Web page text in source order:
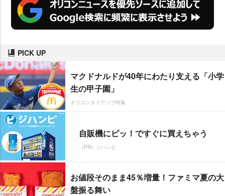
PICK UP
マクドナルドが40年にわたり支える「小学
生の甲子園」
オリコンタイアップ特集
自販機にピッ！ですぐに買えちゃう
（PR）ジハンピ
お値段そのまま45％増量！ファミマ夏の大
盤振る舞い